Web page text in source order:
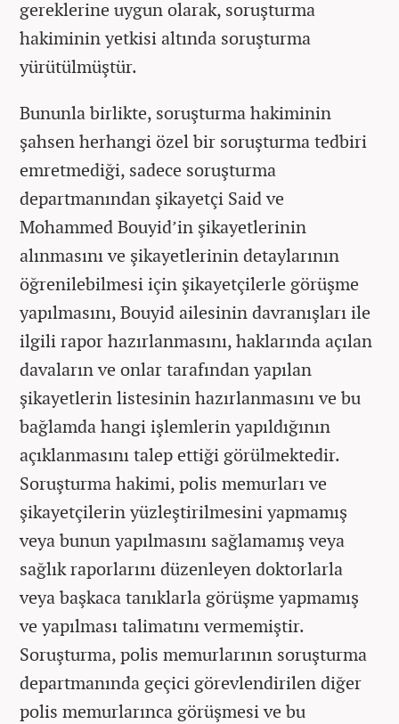
gereklerine uygun olarak, soruşturma
hakiminin yetkisi altında soruşturma
yürütülmüştür.
Bununla birlikte, soruşturma hakiminin
şahsen herhangi özel bir soruşturma tedbiri
emretmediği, sadece soruşturma
departmanından şikayetçi Said ve
Mohammed Bouyid’in şikayetlerinin
alınmasını ve şikayetlerinin detaylarının
öğrenilebilmesi için şikayetçilerle görüşme
yapılmasını, Bouyid ailesinin davranışları ile
ilgili rapor hazırlanmasını, haklarında açılan
davaların ve onlar tarafından yapılan
şikayetlerin listesinin hazırlanmasını ve bu
bağlamda hangi işlemlerin yapıldığının
açıklanmasını talep ettiği görülmektedir.
Soruşturma hakimi, polis memurları ve
şikayetçilerin yüzleştirilmesini yapmamış
veya bunun yapılmasını sağlamamış veya
sağlık raporlarını düzenleyen doktorlarla
veya başkaca tanıklarla görüşme yapmamış
ve yapılması talimatını vermemiştir.
Soruşturma, polis memurlarının soruşturma
departmanında geçici görevlendirilen diğer
polis memurlarınca görüşmesi ve bu